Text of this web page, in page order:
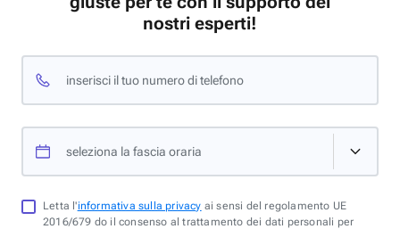
nostri esperti!
inserisci il tuo numero di telefono
seleziona la fascia oraria
Letta l'informativa sulla privacy ai sensi del regolamento UE
2016/679 do il consenso al trattamento dei dati personali per